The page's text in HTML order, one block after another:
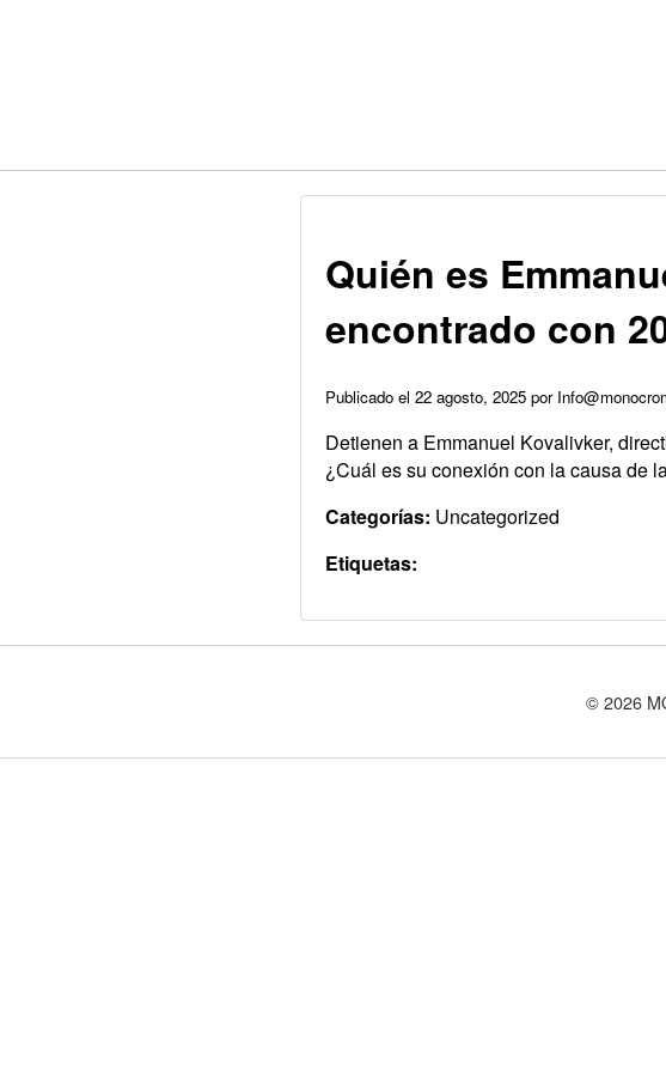
Quién es
encontrado con
Publicado el 22 agosto, 2025 por
Detienen a Emmanuel Kovalivker,
¿Cuál es su conexión con la causa de
Categorías: Uncategorized
Etiquetas:
© 2026